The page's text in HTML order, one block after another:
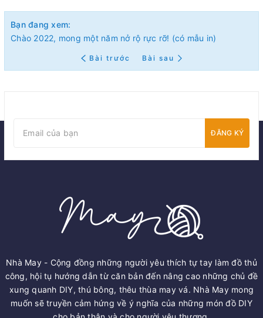
Bạn đang xem:
Chào 2022, mong một năm nở rộ rực rỡ! (có mẫu in)
Bài trước Bài sau
ĐĂNG KÝ
Nhà May - Cộng đồng những người yêu thích tự tay làm đồ thủ
công, hội tụ hướng dẫn từ căn bản đến nâng cao những chủ đề
xung quanh DIY, thú bông, thêu thùa may vá. Nhà May mong
muốn sẽ truyền cảm hứng về ý nghĩa của những món đồ DIY